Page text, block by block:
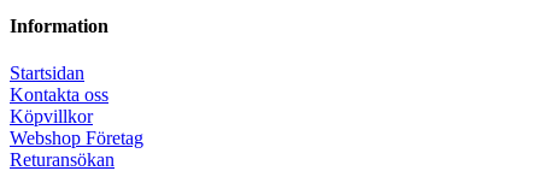
Information
Startsidan
Kontakta oss
Köpvillkor
Webshop Företag
Returansökan